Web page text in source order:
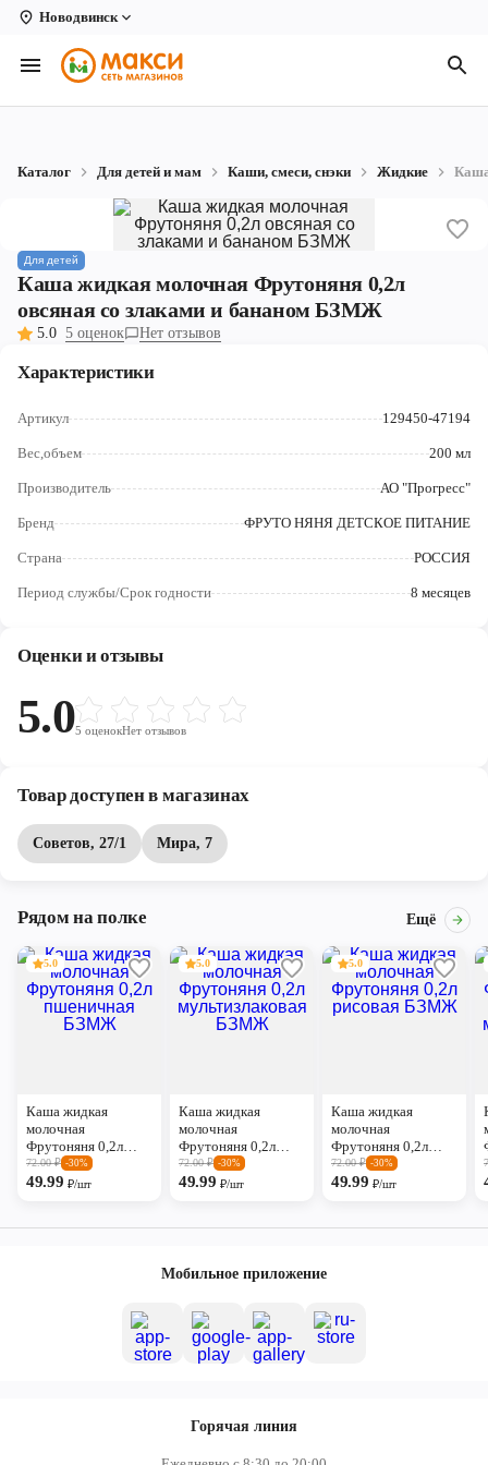
Новодвинск
Вологда
Архангельск
Коряжма
Котлас
Новодвинск
Рыбинск
Северодвинск
Череповец
Каталог Для детей и мам Каши, смеси, снэки Жидкие
Для детей
Каша жидкая молочная Фрутоняня 0,2л
овсяная со злаками и бананом БЗМЖ
5.0 5 оценок Нет отзывов
Характеристики
Артикул 129450-47194
Вес,объем 200 мл
Производитель АО "Прогресс"
Бренд ФРУТО НЯНЯ ДЕТСКОЕ ПИТАНИЕ
Страна РОССИЯ
Период службы/Срок годности 8 месяцев
Оценки и отзывы
5.05 оценокНет отзывов
Товар доступен в магазинах
Советов, 27/1 Мира, 7
Рядом на полке Ещё
5.0
Каша жидкая
молочная
Фрутоняня 0,2л
пшеничная БЗМЖ
72.00₽ -30%
49.99₽/шт
5.0
Каша жидкая
молочная
Фрутоняня 0,2л
мультизлаковая
БЗМЖ
72.00₽ -30%
49.99₽/шт
5.0
Каша жидкая
молочная
Фрутоняня 0,2л
рисовая БЗМЖ
72.00₽ -30%
49.99₽/шт
Мобильное приложение
Горячая линия